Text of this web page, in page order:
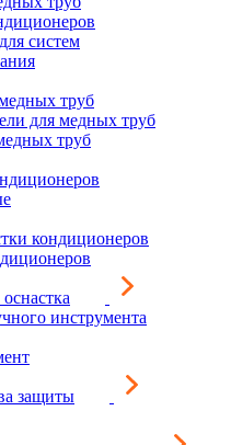
систем
труб
для медных труб
труб
кондиционеров
инструмента
защиты